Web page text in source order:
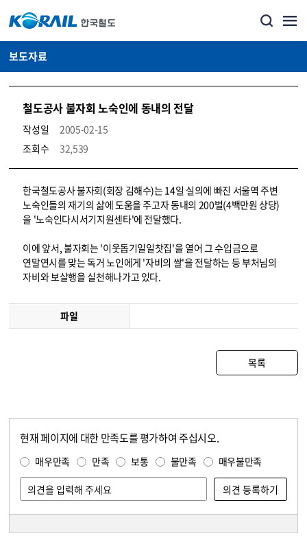
보도자료
철도공사 불자회 노숙인에 동내의 전달
작성일
2005-02-15
조회수
32,539
뉴스·홍보_보도자료 상세보기 – 내용, 파일, 담당자 연락처로 구성
한국철도공사 불자회(회장 김해수)는 14일 실의에 빠진 서울역 주변
노숙인들의 재기의 삶에 도움을 주고자 동내의 200벌(4백만원 상당)
을 '노숙인다시서기지원센타'에 전달했다.
이에 앞서, 불자회는 '이웃돕기일일찻집'을 열어 그 수입금으로
연말연시를 맞는 독거 노인에게 '자비의 쌀'을 전달하는 등 부처님의
자비와 보살행을 실천해나가고 있다.
파일
목록
현재 페이지에 대한 만족도를 평가하여 주십시오.
매우만족 만족 보통 불만족 매우불만족